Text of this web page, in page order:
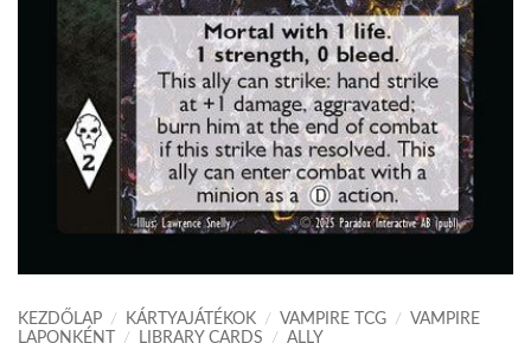
KEZDŐLAP / KÁRTYAJÁTÉKOK / VAMPIRE TCG / VAMPIRE
LAPONKÉNT
/ LIBRARY CARDS / ALLY